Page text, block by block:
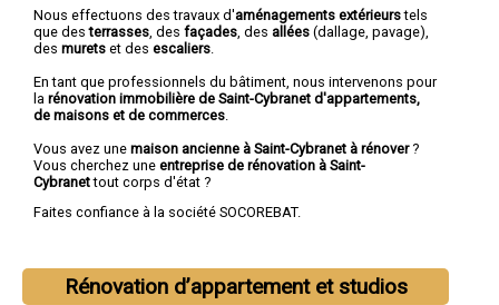
Nous effectuons des travaux d'aménagements extérieurstels
que desterrasses , des façades , des allées (dallage, pavage),
des murets et des escaliers
En tant que professionnels du bâtiment, nous intervenons pour
la rénovation immobilière de Saint-Cybranet d'appartements,
de maisons et de commerces
Vous avez une maison ancienne à Saint-Cybranet à rénover?
Vous cherchez une entreprise de rénovation à Saint-
Cybranettout corps d'état ?
Faites confiance à la société SOCOREBAT.
Rénovation d’appartement et studios